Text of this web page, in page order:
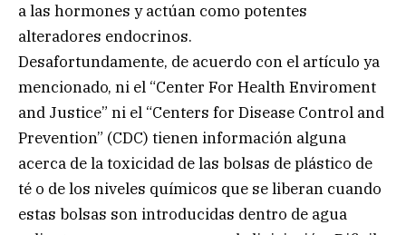
a las hormones y actúan como potentes
alteradores endocrinos.
Desafortundamente, de acuerdo con el artículo ya
mencionado, ni el “Center For Health Enviroment
and Justice” ni el “Centers for Disease Control and
Prevention” (CDC) tienen información alguna
acerca de la toxicidad de las bolsas de plástico de
té o de los niveles químicos que se liberan cuando
estas bolsas son introducidas dentro de agua